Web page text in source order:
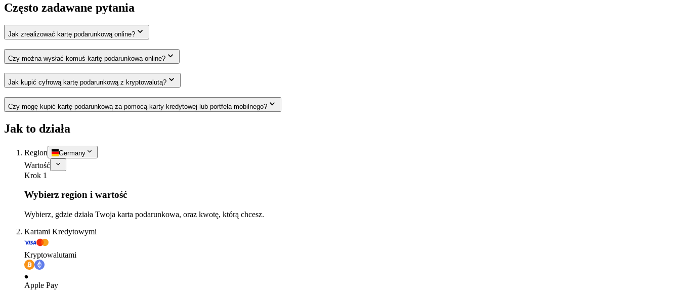
Często zadawane pytania
Jak zrealizować kartę podarunkową online?
Czy można wysłać komuś kartę podarunkową online?
Jak kupić cyfrową kartę podarunkową z kryptowalutą?
Czy mogę kupić kartę podarunkową za pomocą karty kredytowej lub portfela mobilnego?
Jak to działa
Region Germany
Wartość
Krok 1
Wybierz region i wartość
Wybierz, gdzie działa Twoja karta podarunkowa, oraz kwotę, którą chcesz.
Kartami Kredytowymi
Kryptowalutami
Apple Pay